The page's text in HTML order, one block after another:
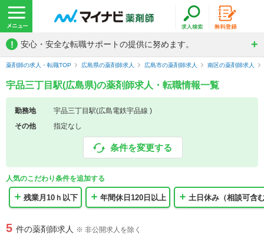
! 安心・安全な転職サポートの提供に努めます。
薬剤師の求人・転職TOP 広島県の薬剤師求人 広島市の薬剤師求人 南区の薬剤師求人
宇品三丁目駅(広島県)の薬剤師求人・転職情報一覧
勤務地
宇品三丁目駅(広島電鉄宇品線 )
その他
指定なし
条件を変更する
人気のこだわり条件を追加する
残業月10ｈ以下 年間休日120日以上 土日休み（相談可含
5 件の薬剤師求人 ※ 非公開求人を除く